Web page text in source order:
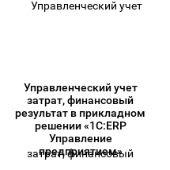
Управленческий учет
затрат, финансовый
результат в прикладном
решении «1С:ERP
Управление
предприятием»